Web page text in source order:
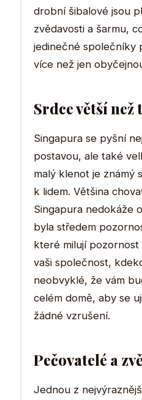
drobní šibalové jsou
zvědavosti a šarmu,
jedinečné společníky
více než jen
Srdce větší než
Singapura se pyšní
postavou, ale také
malý klenot je známý
k lidem. Většina
Singapura nedokáže
byla středem
které milují pozornost
vaši společnost,
neobvyklé, že vám
celém domě, aby se
žádné vzrušení.
Pečovatelé a
Jednou z